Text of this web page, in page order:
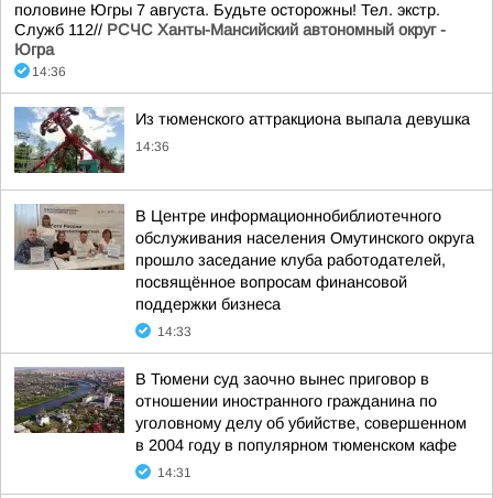
половине Югры 7 августа. Будьте осторожны! Тел. экстр.
Служб 112// РСЧС Ханты-Мансийский автономный округ -
Югра
14:36
Из тюменского аттракциона выпала девушка
14:36
В Центре информационнобиблиотечного
обслуживания населения Омутинского округа
прошло заседание клуба работодателей,
посвящённое вопросам финансовой
поддержки бизнеса
14:33
В Тюмени суд заочно вынес приговор в
отношении иностранного гражданина по
уголовному делу об убийстве, совершенном
в 2004 году в популярном тюменском кафе
14:31